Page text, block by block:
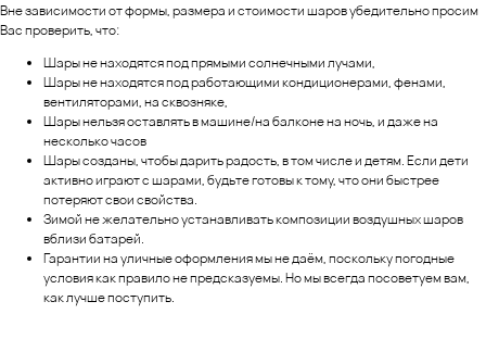
Вне зависимости от формы, размера и стоимости шаров убедительно просим
Вас проверить, что:
Шары не находятся под прямыми солнечными лучами,
Шары не находятся под работающими кондиционерами, фенами,
вентиляторами, на сквозняке,
Шары нельзя оставлять в машине/на балконе на ночь, и даже на
несколько часов
Шары созданы, чтобы дарить радость, в том числе и детям. Если дети
активно играют с шарами, будьте готовы к тому, что они быстрее
потеряют свои свойства.
Зимой не желательно устанавливать композиции воздушных шаров
вблизи батарей.
Гарантии на уличные оформления мы не даём, поскольку погодные
условия как правило не предсказуемы. Но мы всегда посоветуем вам,
как лучше поступить.